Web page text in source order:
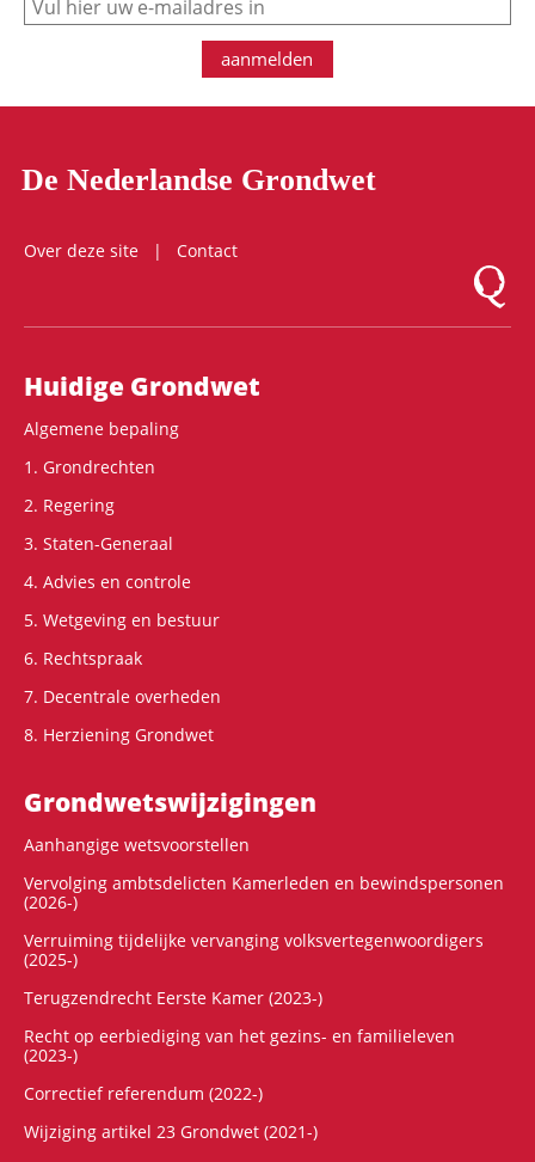
aanmelden
De Nederlandse Grondwet
Over deze site
Contact
Logo
Hoofdnavigatie
Huidige Grondwet
Algemene bepaling
1. Grondrechten
2. Regering
3. Staten-Generaal
4. Advies en controle
5. Wetgeving en bestuur
6. Rechtspraak
7. Decentrale overheden
8. Herziening Grondwet
Grondwets­wijzigingen
Aanhangige wetsvoorstellen
Vervolging ambtsdelicten Kamerleden en bewindspersonen
(2026-)
Verruiming tijdelijke vervanging volksvertegenwoordigers
(2025-)
Terugzendrecht Eerste Kamer (2023-)
Recht op eerbiediging van het gezins- en familieleven
(2023-)
Correctief referendum (2022-)
Wijziging artikel 23 Grondwet (2021-)